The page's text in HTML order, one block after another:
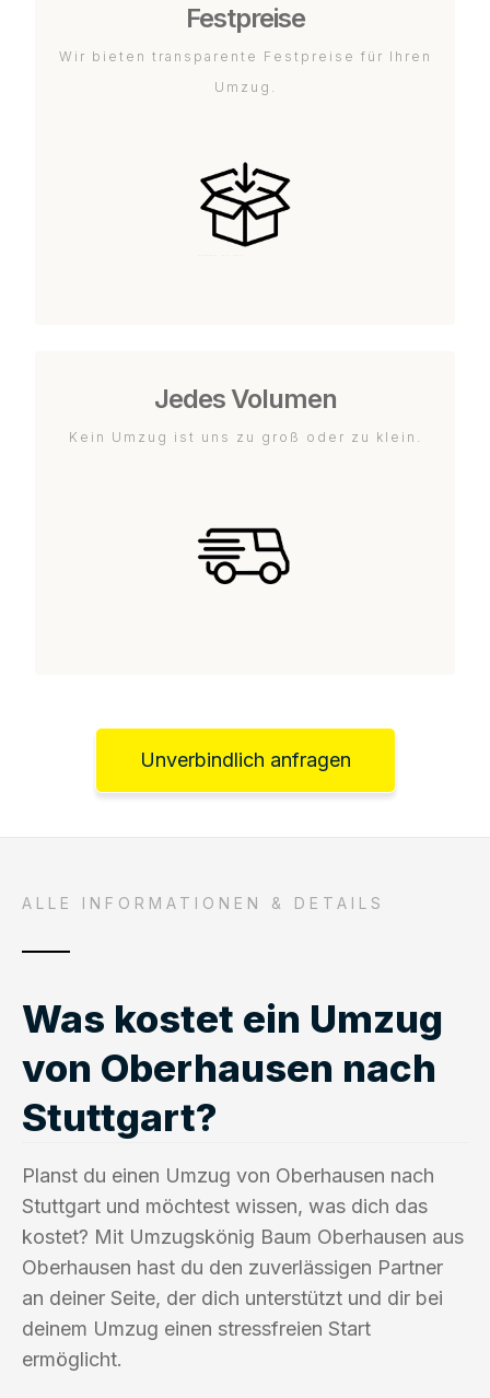
Festpreise
Wir bieten transparente Festpreise für Ihren
Umzug.
Jedes Volumen
Kein Umzug ist uns zu groß oder zu klein.
Unverbindlich anfragen
ALLE INFORMATIONEN & DETAILS
Was kostet ein Umzug
von Oberhausen nach
Stuttgart?
Planst du einen Umzug von Oberhausen nach
Stuttgart und möchtest wissen, was dich das
kostet? Mit Umzugskönig Baum Oberhausen aus
Oberhausen hast du den zuverlässigen Partner
an deiner Seite, der dich unterstützt und dir bei
deinem Umzug einen stressfreien Start
ermöglicht.